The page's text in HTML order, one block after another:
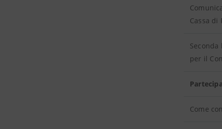
Cassa di
per il
Come